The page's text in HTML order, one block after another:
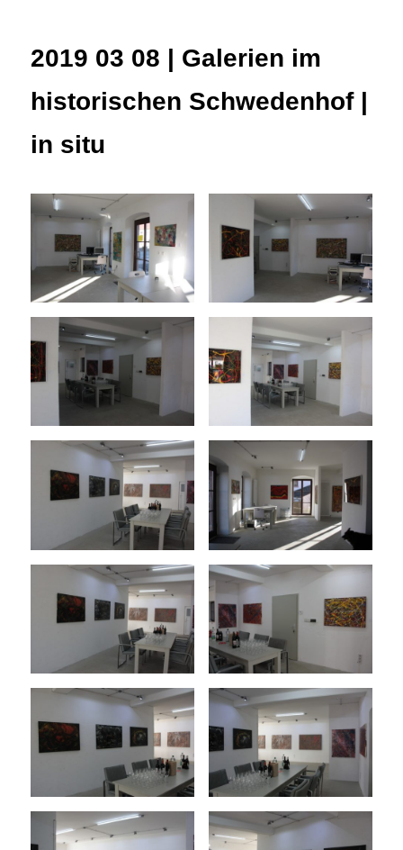
2019 03 08 | Galerien im
historischen Schwedenhof |
in situ